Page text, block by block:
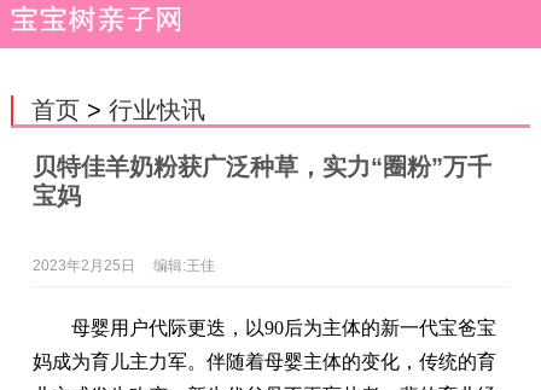
首页> 行业快讯
贝特佳羊奶粉获广泛种草，实力“圈粉”万千
宝妈
2023年2月25日 编辑:王佳
母婴用户代际更迭，以90后为主体的新一代宝爸宝
妈成为育儿主力军。伴随着母婴主体的变化，传统的育